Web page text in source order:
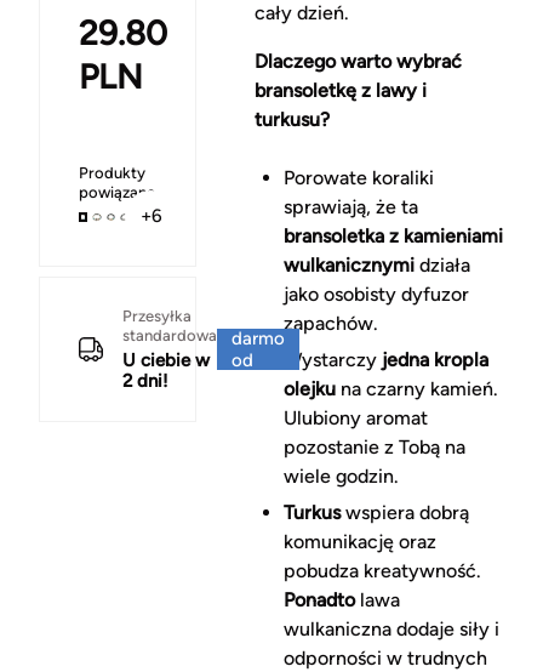
29.80
PLN
Produkty
powiązane
+6
Przesyłka
standardowa
U ciebie w
2 dni!
darmo
od
cały dzień.
Dlaczego warto wybrać
bransoletkę z lawy i
turkusu?
Porowate koraliki
sprawiają, że ta
bransoletka z kamieniami
wulkanicznymidziała
jako osobisty dyfuzor
zapachów.
Wystarczy jedna kropla
olejkuna czarny kamień.
Ulubiony aromat
pozostanie z Tobą na
wiele godzin.
Turkuswspiera dobrą
komunikację oraz
pobudza kreatywność.
Ponadtolawa
wulkaniczna dodaje siły i
odporności w trudnych